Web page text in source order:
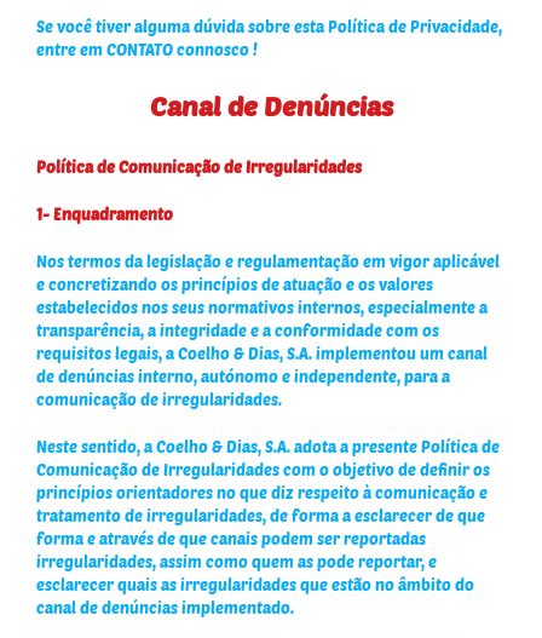
Se você tiver alguma dúvida sobre esta Política de Privacidade,
entre em CONTATOconnosco !
Canal de Denúncias
Política de Comunicação de Irregularidades
1- Enquadramento
Nos termos da legislação e regulamentação em vigor aplicável
e concretizando os princípios de atuação e os valores
estabelecidos nos seus normativos internos, especialmente a
transparência, a integridade e a conformidade com os
requisitos legais, a Coelho & Dias, S.A. implementou um canal
de denúncias interno, autónomo e independente, para a
comunicação de irregularidades.
Neste sentido, aCoelho & Dias, S.A.adota a presente Política de
Comunicação de Irregularidades com o objetivo de definir os
princípios orientadores no que diz respeito à comunicação e
tratamento de irregularidades, de forma a esclarecer de que
forma e através de que canais podem ser reportadas
irregularidades, assim como quem as pode reportar, e
esclarecer quais as irregularidades que estão no âmbito do
canal de denúncias implementado.